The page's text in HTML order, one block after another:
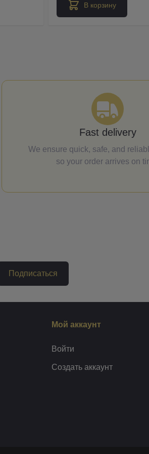
В корзину
Fast delivery
We ensure quick, safe, and
so your order arrives on
Подписаться
Мой аккаунт
Войти
Создать аккаунт